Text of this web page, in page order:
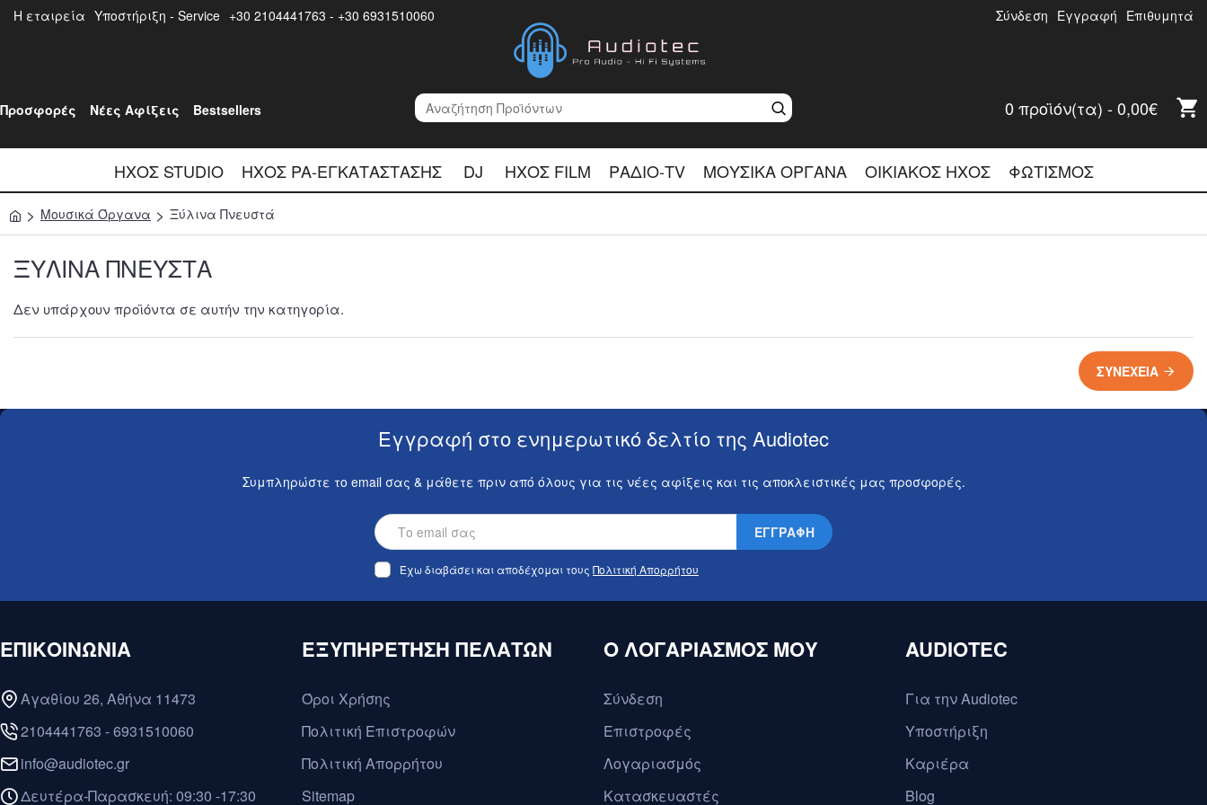
Η εταιρεία Υποστήριξη - Service +30 2104441763 - +30 6931510060 Σύνδεση Εγγραφή Επιθυμητά
Προσφορές Νέες Αφίξεις Bestsellers 0 προϊόν(τα) - 0,00€
ΉΧΟΣ STUDIO ΉΧΟΣ PA-ΕΓΚΑΤΆΣΤΑΣΗΣ DJ ΉΧΟΣ FILM ΡΆΔΙΟ-TV ΜΟΥΣΙΚΆ ΌΡΓΑΝΑ ΟΊΚΙΑΚΌΣ ΉΧΟΣ ΦΩΤΙΣΜΌΣ
Μουσικά Όργανα Ξύλινα Πνευστά
ΞΎΛΙΝΑ ΠΝΕΥΣΤΆ
Δεν υπάρχουν προϊόντα σε αυτήν την κατηγορία.
ΣΥΝΈΧΕΙΑ
Εγγραφή στο ενημερωτικό δελτίο της Audiotec
Συμπληρώστε το email σας & μάθετε πριν από όλους για τις νέες αφίξεις και τις αποκλειστικές μας προσφορές.
ΕΓΓΡΑΦΗ
Έχω διαβάσει και αποδέχομαι τους Πολιτική Απορρήτου
ΕΠΙΚΟΙΝΩΝΙΑ
Αγαθίου 26, Αθήνα 11473
2104441763 - 6931510060
info@audiotec.gr
Δευτέρα-Παρασκευή: 09:30 -17:30
ΕΞΥΠΗΡΕΤΗΣΗ ΠΕΛΑΤΩΝ
Όροι Χρήσης
Πολιτική Επιστροφών
Πολιτική Απορρήτου
Sitemap
O ΛΟΓΑΡΙΑΣΜΟΣ ΜΟΥ
Σύνδεση
Επιστροφές
Λογαριασμός
Κατασκευαστές
AUDIOTEC
Για την Audiotec
Υποστήριξη
Καριέρα
Blog